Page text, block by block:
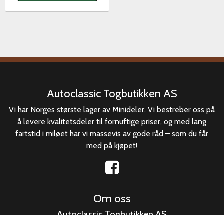
Autoclassic Togbutikken AS
Vi har Norges største lager av Minideler. Vi bestreber oss på
å levere kvalitetsdeler til fornuftige priser, og med lang
fartstid i miløet har vi massevis av gode råd – som du får
med på kjøpet!
Om oss